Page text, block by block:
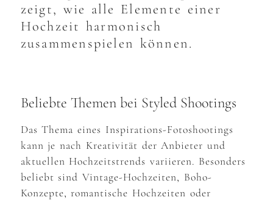
zeigt, wie alle Elemente einer
Hochzeit harmonisch
zusammenspielen können.
Beliebte Themen bei Styled Shootings
Das Thema eines Inspirations-Fotoshootings
kann je nach Kreativität der Anbieter und
aktuellen Hochzeitstrends variieren. Besonders
beliebt sind Vintage-Hochzeiten, Boho-
Konzepte, romantische Hochzeiten oder